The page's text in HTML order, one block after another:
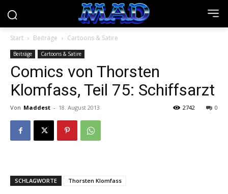
Start Beiträge Cartoons & Satire
Beiträge Cartoons & Satire
Comics von Thorsten
Klomfass, Teil 75: Schiffsarzt
Von Maddest - 18. August 2013 0
2742
SCHLAGWORTE Thorsten Klomfass